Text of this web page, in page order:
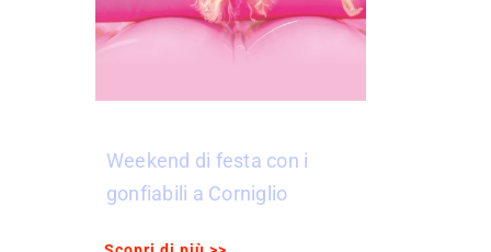
Weekend di festa con i
gonfiabili a Corniglio